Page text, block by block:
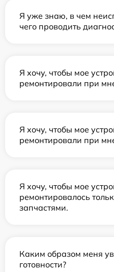
Я уже знаю, в чем
чего проводить
Я хочу, чтобы мое
ремонтировали при
Я хочу, чтобы мое
ремонтировали при
Я хочу, чтобы мое
ремонтировалось
запчастями.
Каким образом меня
готовности?